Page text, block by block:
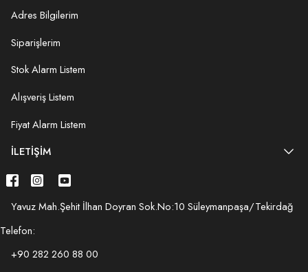
Adres Bilgilerim
Siparişlerim
Stok Alarm Listem
Alışveriş Listem
Fiyat Alarm Listem
İLETIŞIM
Yavuz Mah.Şehit İlhan Doyran Sok.No:10 Süleymanpaşa/Tekirdağ
Telefon:
+90 282 260 88 00